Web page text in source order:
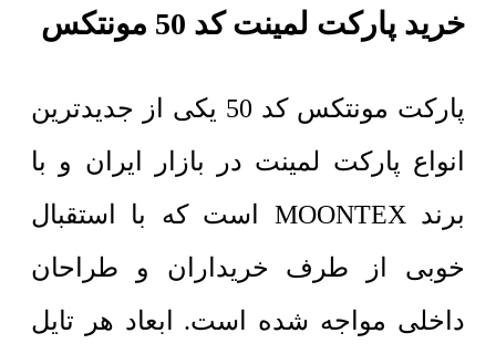
خرید پارکت لمینت کد 50 مونتکس
پارکت مونتکس کد 50 یکی از جدیدترین
انواع پارکت لمینت در بازار ایران و با
برند MOONTEX است که با استقبال
خوبی از طرف خریداران و طراحان
داخلی مواجه شده است. ابعاد هر تایل